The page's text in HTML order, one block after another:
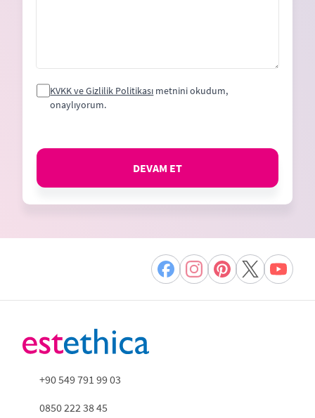
KVKK ve Gizlilik Politikası metnini okudum,
onaylıyorum.
DEVAM ET
+90 549 791 99 03
0850 222 38 45